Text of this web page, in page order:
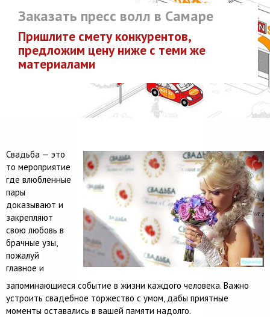
Заказать пресс волл в Самаре
Пришлите смету конкурентов,
предложим цену ниже с теми же
материалами
Свадьба — это
то мероприятие
где влюбленные
пары
доказывают и
закрепляют
свою любовь в
брачные узы,
пожалуй
главное и
запоминающиеся событие в жизни каждого человека. Важно
устроить свадебное торжество с умом, дабы приятные
моменты оставались в вашей памяти надолго.